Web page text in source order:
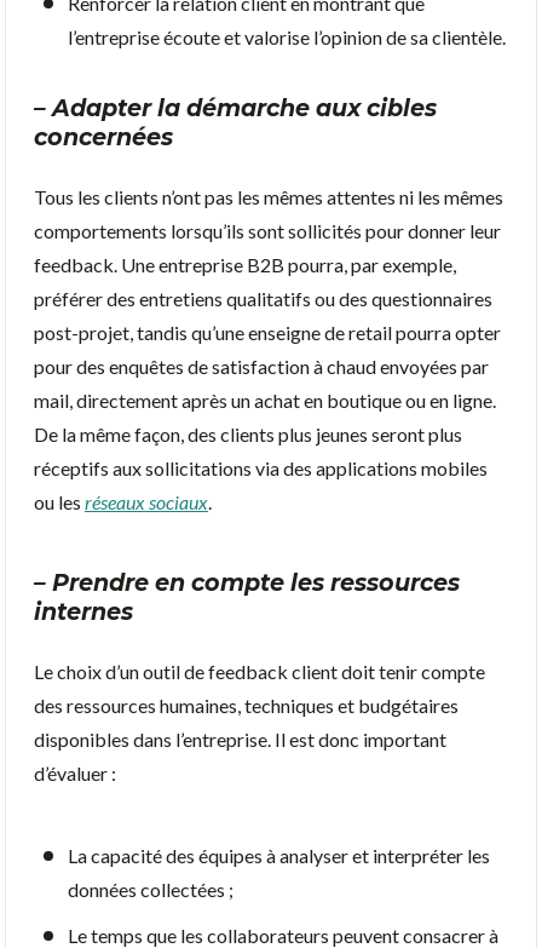
l’entreprise écoute et valorise l’opinion de sa clientèle.
– Adapter la démarche aux cibles
concernées
Tous les clients n’ont pas les mêmes attentes ni les mêmes
comportements lorsqu’ils sont sollicités pour donner leur
feedback. Une entreprise B2B pourra, par exemple,
préférer des entretiens qualitatifs ou des questionnaires
post-projet, tandis qu’une enseigne de retail pourra opter
pour des enquêtes de satisfaction à chaud envoyées par
mail, directement après un achat en boutique ou en ligne.
De la même façon, des clients plus jeunes seront plus
réceptifs aux sollicitations via des applications mobiles
ou les réseaux sociaux
– Prendre en compte les ressources
internes
Le choix d’un outil de feedback client doit tenir compte
des ressources humaines, techniques et budgétaires
disponibles dans l’entreprise. Il est donc important
d’évaluer :
La capacité des équipes à analyser et interpréter les
données collectées ;
Le temps que les collaborateurs peuvent consacrer à